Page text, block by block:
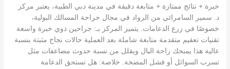
خبرة + نتائج ممتازة + متابعة دقيقة في مدينة دبي الطبية، يعتبر مركز
د. سمير السامرائي من الرواد في مجال جراحة المسالك البولية،
خصوصًا في زرع الدعامات. يتميز المركز بـ: جراحين ذوي خبرة واسعة
تقنيات تعقيم متقدمة متابعة شاملة بعد العملية حالات نجاح مثبتة بنسبة
عالية هذا يمنحك راحة البال ويقلل من نسبة حدوث مضاعفات مثل
تسرب السوائل أو فشل المضخة. خلاصة: هل تستحق الدعامة